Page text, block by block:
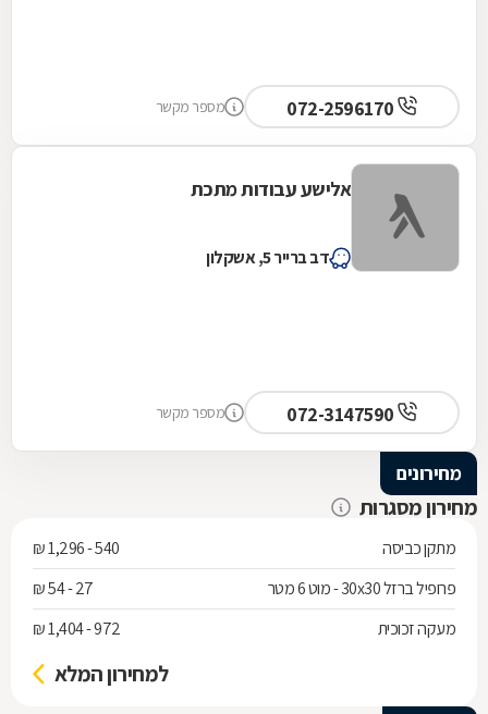
מספר מקשר
אלישע עבודות מתכת
דב ברייר 5, אשקלון
מספר מקשר
מחירונים
מחירון מסגרות
מתקן כביסה
540 - 1,296 ₪
פרופיל ברזל 30x30 - מוט 6 מטר
27 - 54 ₪
מעקה זכוכית
972 - 1,404 ₪
למחירון המלא